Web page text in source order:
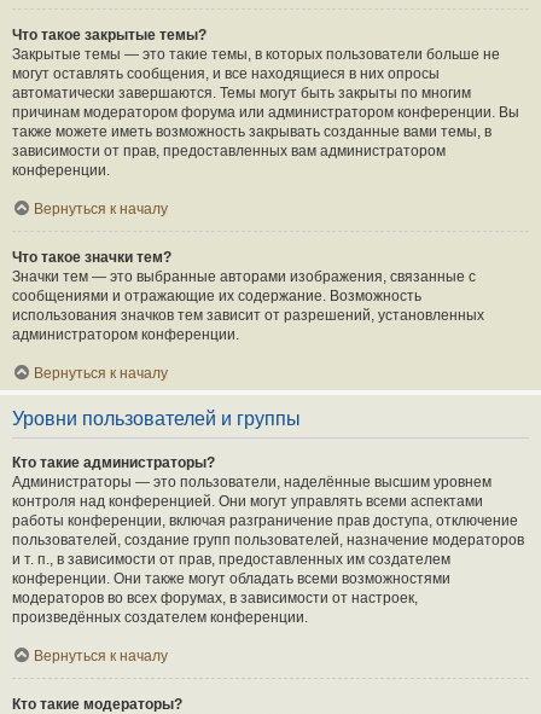
Что такое закрытые темы?
Закрытые темы — это такие темы, в которых пользователи больше не
могут оставлять сообщения, и все находящиеся в них опросы
автоматически завершаются. Темы могут быть закрыты по многим
причинам модератором форума или администратором конференции. Вы
также можете иметь возможность закрывать созданные вами темы, в
зависимости от прав, предоставленных вам администратором
конференции.
Вернуться к началу
Что такое значки тем?
Значки тем — это выбранные авторами изображения, связанные с
сообщениями и отражающие их содержание. Возможность
использования значков тем зависит от разрешений, установленных
администратором конференции.
Вернуться к началу
Уровни пользователей и группы
Кто такие администраторы?
Администраторы — это пользователи, наделённые высшим уровнем
контроля над конференцией. Они могут управлять всеми аспектами
работы конференции, включая разграничение прав доступа, отключение
пользователей, создание групп пользователей, назначение модераторов
и т. п., в зависимости от прав, предоставленных им создателем
конференции. Они также могут обладать всеми возможностями
модераторов во всех форумах, в зависимости от настроек,
произведённых создателем конференции.
Вернуться к началу
Кто такие модераторы?